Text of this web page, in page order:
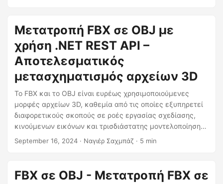
Μετατροπή FBX σε OBJ με
χρήση .NET REST API –
Αποτελεσματικός
μετασχηματισμός αρχείων 3D
Το FBX και το OBJ είναι ευρέως χρησιμοποιούμενες
μορφές αρχείων 3D, καθεμία από τις οποίες εξυπηρετεί
διαφορετικούς σκοπούς σε ροές εργασίας σχεδίασης,
κινούμενων εικόνων και τρισδιάστατης μοντελοποίησης.
Αυτό το άρθρο σας καθοδηγεί στη διαδικασία μετατροπής
September 16, 2024 · Ναγιέρ Σαχμπάζ · 5 min
FBX σε OBJ - Μετατροπή FBX σε